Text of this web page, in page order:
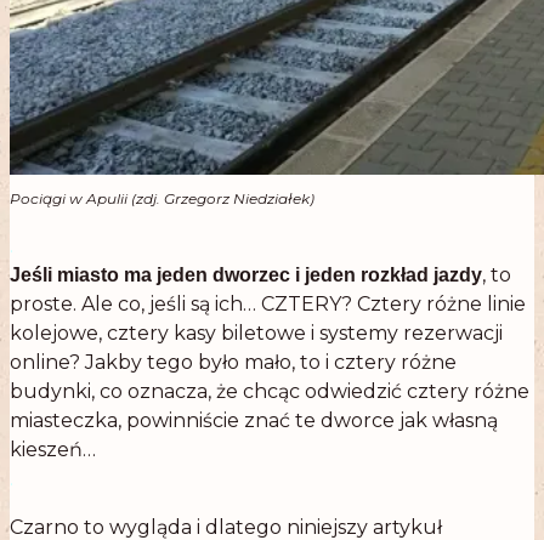
Pociągi w Apulii (zdj. Grzegorz Niedziałek)
.
Jeśli miasto ma jeden dworzec i jeden rozkład jazdy, to
proste. Ale co, jeśli są ich… CZTERY? Cztery różne linie
kolejowe, cztery kasy biletowe i systemy rezerwacji
online? Jakby tego było mało, to i cztery różne
budynki, co oznacza, że chcąc odwiedzić cztery różne
miasteczka, powinniście znać te dworce jak własną
kieszeń…
.
Czarno to wygląda i dlatego niniejszy artykuł